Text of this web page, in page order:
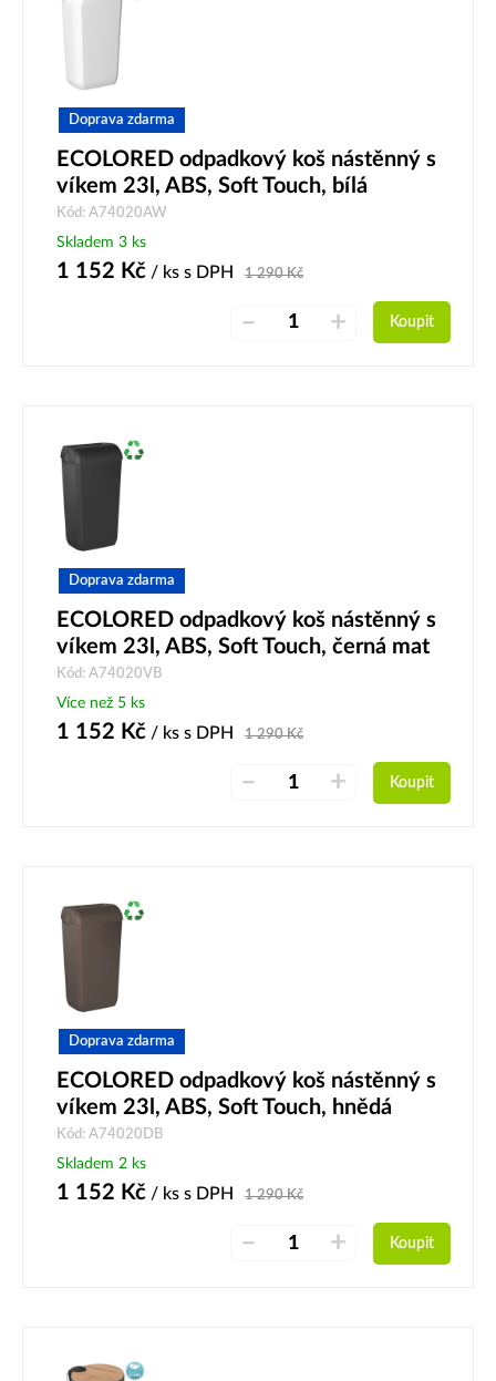
Doprava zdarma
ECOLORED odpadkový koš nástěnný s
víkem 23l, ABS, Soft Touch, bílá
Kód: A74020AW
Skladem 3 ks
1 152 Kč / ks s DPH 1 290Kč
– + Koupit
Doprava zdarma
ECOLORED odpadkový koš nástěnný s
víkem 23l, ABS, Soft Touch, černá mat
Kód: A74020VB
Více než 5 ks
1 152 Kč / ks s DPH 1 290Kč
– + Koupit
Doprava zdarma
ECOLORED odpadkový koš nástěnný s
víkem 23l, ABS, Soft Touch, hnědá
Kód: A74020DB
Skladem 2 ks
1 152 Kč / ks s DPH 1 290Kč
– + Koupit